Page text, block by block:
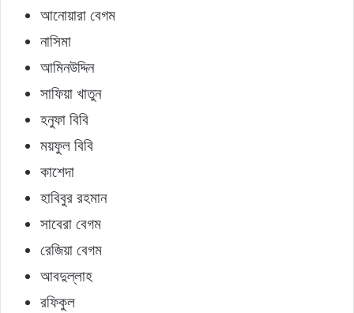
আনোয়ারা বেগম
নাসিমা
আমিনউদ্দিন
সাফিয়া খাতুন
হনুফা বিবি
ময়ফুল বিবি
কাশেদা
হাবিবুর রহমান
সাবেরা বেগম
রেজিয়া বেগম
আবদুল্লাহ
রফিকুল